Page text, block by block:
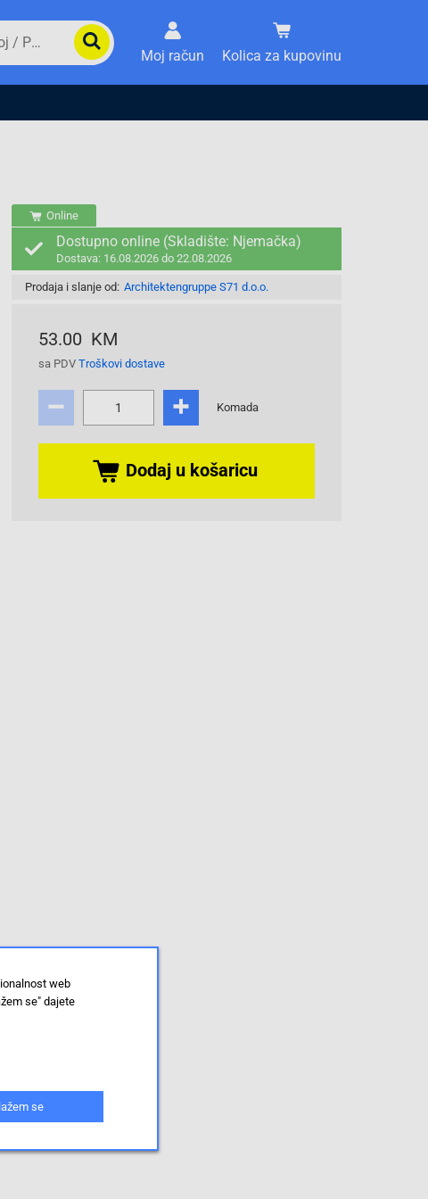
Moj račun Kolica za kupovinu
Online
Dostupno online (Skladište: Njemačka)
Dostava: 16.08.2026 do 22.08.2026
Prodaja i slanje od: Architektengruppe S71 d.o.o.
53.00 KM
sa PDV Troškovi dostave
Komada
Dodaj u košaricu
web
se" dajete
se